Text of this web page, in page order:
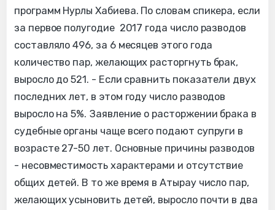
программ Нурлы Хабиева. По словам спикера, если
за первое полугодие 2017 года число разводов
составляло 496, за 6 месяцев этого года
количество пар, желающих расторгнуть брак,
выросло до 521. - Если сравнить показатели двух
последних лет, в этом году число разводов
выросло на 5%. Заявление о расторжении брака в
судебные органы чаще всего подают супруги в
возрасте 27-50 лет. Основные причины разводов
- несовместимость характерами и отсутствие
общих детей. В то же время в Атырау число пар,
желающих усыновить детей, выросло почти в два